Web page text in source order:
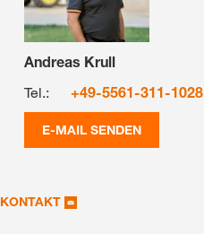
Andreas Krull
Tel.:
+49-5561-311-1028
E-MAIL SENDEN
KONTAKT